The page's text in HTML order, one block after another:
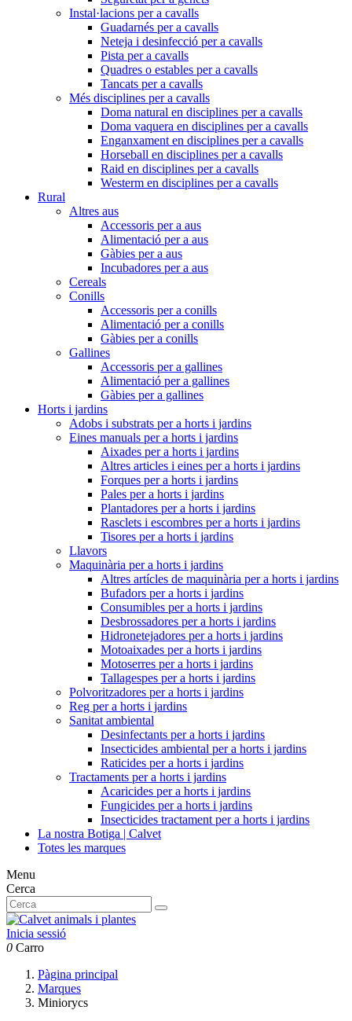
Instal·lacions per a cavalls
Guadarnés per a cavalls
Neteja i desinfecció per a cavalls
Pista per a cavalls
Quadres o estables per a cavalls
Tancats per a cavalls
Més disciplines per a cavalls
Doma natural en disciplines per a cavalls
Doma vaquera en disciplines per a cavalls
Enganxament en disciplines per a cavalls
Horseball en disciplines per a cavalls
Raid en disciplines per a cavalls
Westerm en disciplines per a cavalls
Rural
Altres aus
Accessoris per a aus
Alimentació per a aus
Gàbies per a aus
Incubadores per a aus
Cereals
Conills
Accessoris per a conills
Alimentació per a conills
Gàbies per a conills
Gallines
Accessoris per a gallines
Alimentació per a gallines
Gàbies per a gallines
Horts i jardins
Adobs i substrats per a horts i jardins
Eines manuals per a horts i jardins
Aixades per a horts i jardins
Altres articles i eines per a horts i jardins
Forques per a horts i jardins
Pales per a horts i jardins
Plantadores per a horts i jardins
Rasclets i escombres per a horts i jardins
Tisores per a horts i jardins
Llavors
Maquinària per a horts i jardins
Altres artícles de maquinària per a horts i jardins
Bufadors per a horts i jardins
Consumibles per a horts i jardins
Desbrossadores per a horts i jardins
Hidronetejadores per a horts i jardins
Motoaixades per a horts i jardins
Motoserres per a horts i jardins
Tallagespes per a horts i jardins
Polvoritzadores per a horts i jardins
Reg per a horts i jardins
Sanitat ambiental
Desinfectants per a horts i jardins
Insecticides ambiental per a horts i jardins
Raticides per a horts i jardins
Tractaments per a horts i jardins
Acaricides per a horts i jardins
Fungicides per a horts i jardins
Insecticides tractament per a horts i jardins
La nostra Botiga | Calvet
Totes les marques
Menu
Cerca
Inicia sessió
0 Carro
Pàgina principal
Marques
Miniorycs